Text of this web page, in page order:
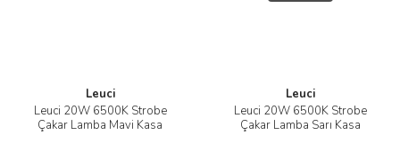
Leuci
Leuci 20W 6500K Strobe
Çakar Lamba Mavi Kasa
Leuci
Leuci 20W 6500K Strobe
Çakar Lamba Sarı Kasa